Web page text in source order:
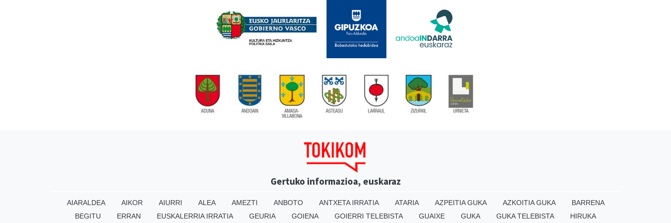
Gertuko informazioa, euskaraz
AIARALDEA AIKOR AIURRI ALEA AMEZTI ANBOTO ANTXETA IRRATIA ATARIA AZPEITIA GUKA AZKOITIA GUKA
BARRENA
BEGITU
ERRAN EUSKALERRIA IRRATIA GEURIA GOIENA GOIERRI TELEBISTA GUAIXE GUKA GUKA TELEBISTA HIRUKA